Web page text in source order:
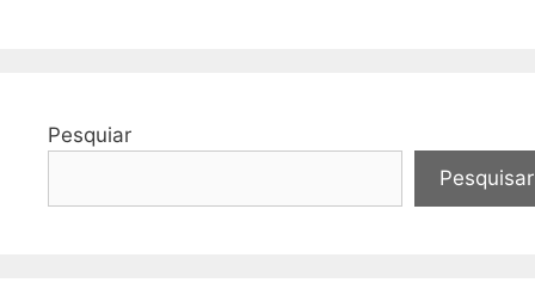
Pesquiar
Pesquisar